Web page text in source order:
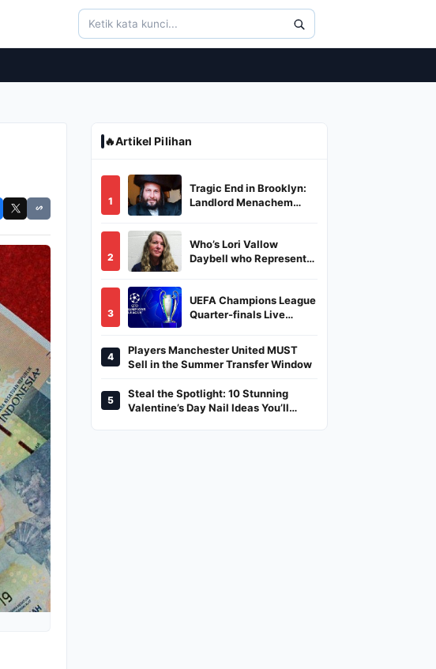
🔥Artikel Pilihan
1
Tragic End in Brooklyn:
Landlord Menachem
Burned in a Dumpster
2
Who’s Lori Vallow
Daybell who Represents
3
UEFA Champions League
Quarter-finals Live
And Where To Watch
4
Players Manchester United MUST
Sell in the Summer Transfer Window
5
Steal the Spotlight: 10 Stunning
Valentine’s Day Nail Ideas You’ll